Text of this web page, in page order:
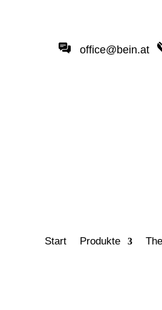
office@bein.at
Start Produkte